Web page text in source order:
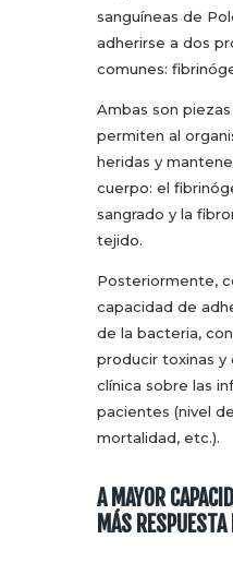
sanguíneas de
adherirse a dos
comunes:
Ambas son
permiten al
heridas y
cuerpo: el
sangrado y la
tejido.
Posteriormente,
capacidad de
de la bacteria,
producir toxinas y
clínica sobre las
pacientes (nivel
mortalidad, etc.).
A MAYOR
MÁS